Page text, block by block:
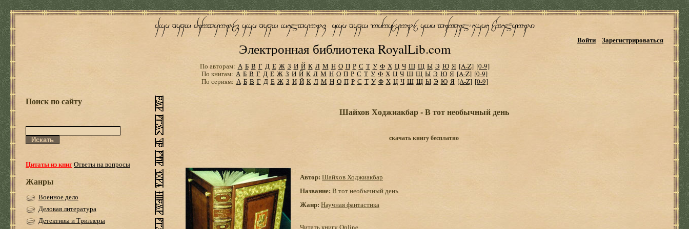
Электронная библиотека RoyalLib.com
Войти Зарегистрироваться
По авторам: А Б В Г Д Е Ж З И Й К Л М Н О П Р С Т У Ф Х Ц Ч Ш Щ Ы Э Ю Я [A-Z] [0-9]
По книгам: А Б В Г Д Е Ж З И Й К Л М Н О П Р С Т У Ф Х Ц Ч Ш Щ Ы Э Ю Я [A-Z] [0-9]
По сериям: А Б В Г Д Е Ж З И Й К Л М Н О П Р С Т У Ф Х Ц Ч Ш Щ Ы Э Ю Я [A-Z] [0-9]
Поиск по сайту
Цитаты из книгОтветы на вопросы
Жанры
Военное дело
Деловая литература
Детективы и Триллеры
Шайхов Ходжиакбар - В тот необычный день
скачать книгу бесплатно
Автор: Шайхов Ходжиакбар
Название: В тот необычный день
Жанр: Научная фантастика
Читать книгу Online